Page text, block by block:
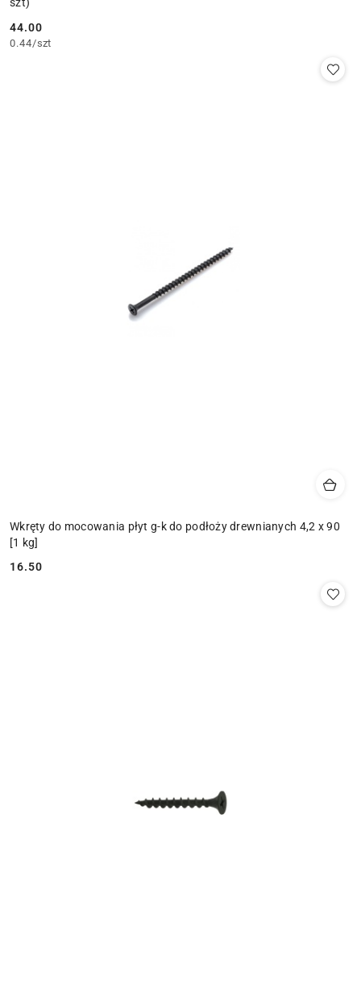
Cena:
44.00
0.44/szt
Wkręty do mocowania płyt g-k do podłoży drewnianych 4,2 x 90
[1 kg]
Cena:
16.50